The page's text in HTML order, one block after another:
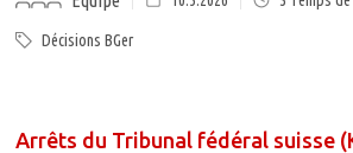
Décisions BGer
Arrêts du Tribunal fédéral suisse